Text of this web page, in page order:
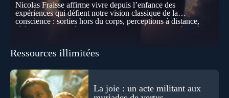
Nicolas Fraisse affirme vivre depuis l’enfance des
expériences qui défient notre vision classique de la
conscience : sorties hors du corps, perceptions à distance,
télépathie spontanée… Comment accueillir ces phénomènes
les pensées d’autrui ? Que deviennent l’espace, le temps… et
disparaître ? Au fil de cet échange, Nicolas raconte ses
expériences les plus troublantes : visions vérifiées,
explorations du cosmos, présence d’autres consciences
durant ses sorties, protocoles scientifiques… et toujours, cette
Ressources illimitées
La joie : un acte militant aux